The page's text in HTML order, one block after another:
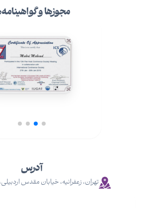
آدرس
تهران، زعفرانیه، خیابان مقدس اردبیلی، پلاک
مجوزها و